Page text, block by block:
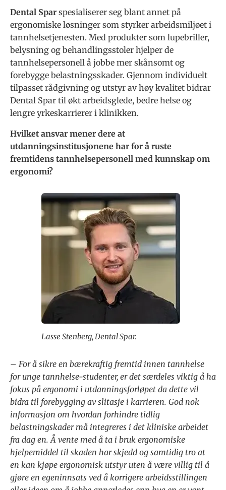
Dental Spar spesialiserer seg blant annet på
ergonomiske løsninger som styrker arbeidsmiljøet i
tannhelsetjenesten. Med produkter som lupebriller,
belysning og behandlingsstoler hjelper de
tannhelsepersonell å jobbe mer skånsomt og
forebygge belastningsskader. Gjennom individuelt
tilpasset rådgivning og utstyr av høy kvalitet bidrar
Dental Spar til økt arbeidsglede, bedre helse og
lengre yrkeskarrierer i klinikken.
Hvilket ansvar mener dere at
utdanningsinstitusjonene har for å ruste
fremtidens tannhelsepersonell med kunnskap om
ergonomi?
Lasse Stenberg, Dental Spar.
– For å sikre en bærekraftig fremtid innen tannhelse
for unge tannhelse-studenter, er det særdeles viktig å ha
fokus på ergonomi i utdanningsforløpet da dette vil
bidra til forebygging av slitasje i karrieren. God nok
informasjon om hvordan forhindre tidlig
belastningskader må integreres i det kliniske arbeidet
fra dag en. Å vente med å ta i bruk ergonomiske
hjelpemiddel til skaden har skjedd og samtidig tro at
en kan kjøpe ergonomisk utstyr uten å være villig til å
gjøre en egeninnsats ved å korrigere arbeidsstillingen